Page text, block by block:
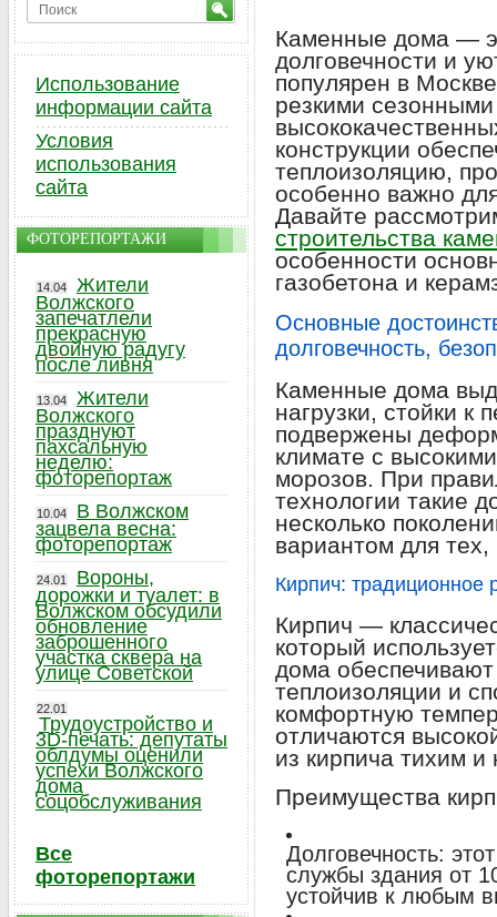
Каменные дома —
долговечности и
популярен в
резкими
конструкции
теплоизоляцию,
особенно важно
Давайте
строительства
особенности
газобетона и
Основные
долговечность,
Каменные дома
нагрузки, стойки к
подвержены
климате с
морозов. При
технологии такие
несколько
вариантом для
Кирпич:
Кирпич —
который
дома
теплоизоляции и
комфортную
отличаются
из кирпича тихим
Преимущества
Долговечность:
службы здания от
устойчив к любым
Использование
информации сайта
Условия
использования
сайта
ФОТОРЕПОРТАЖИ
14.04
Жители
Волжского
запечатлели
прекрасную
двойную радугу
после ливня
13.04
Жители
Волжского
празднуют
пахсальную
неделю:
фоторепортаж
10.04
В Волжском
зацвела весна:
фоторепортаж
24.01
Вороны,
дорожки и туалет: в
Волжском обсудили
обновление
заброшенного
участка сквера на
улице Советской
22.01
Трудоустройство и
3D-печать: депутаты
облдумы оценили
успехи Волжского
дома
соцобслуживания
Все
фоторепортажи